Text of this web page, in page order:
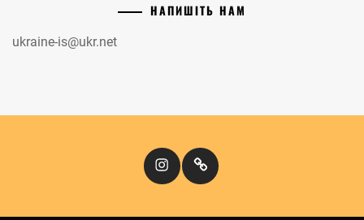
НАПИШІТЬ НАМ
ukraine-is@ukr.net
InstagramКіномандри